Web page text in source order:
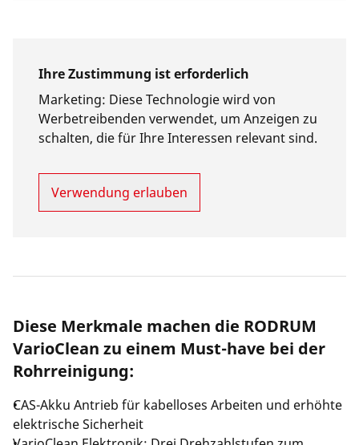
Ihre Zustimmung ist erforderlich
Marketing: Diese Technologie wird von
Werbetreibenden verwendet, um Anzeigen zu
schalten, die für Ihre Interessen relevant sind.
Verwendung erlauben
Diese Merkmale machen die RODRUM
VarioClean zu einem Must-have bei der
Rohrreinigung:
CAS-Akku Antrieb für kabelloses Arbeiten und erhöhte
elektrische Sicherheit